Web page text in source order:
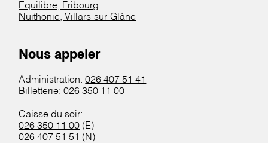
Equilibre, Fribourg
Nuithonie, Villars-sur-Glâne
Nous appeler
Administration:026 407 51 41
Billetterie:026 350 11 00
Caisse du soir:
026 350 11 00 (E)
026 407 51 51 (N)